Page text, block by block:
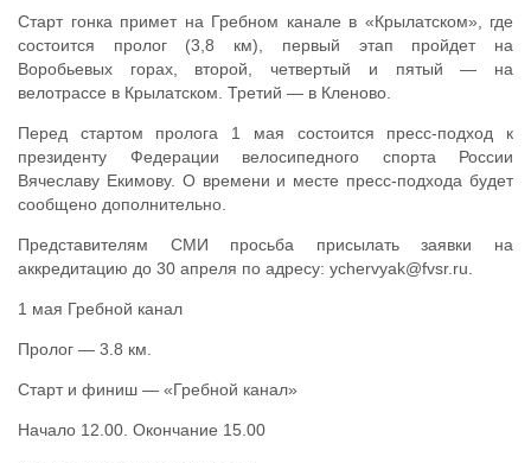
Старт гонка примет на Гребном канале в «Крылатском», где
состоится пролог (3,8 км), первый этап пройдет на
Воробьевых горах, второй, четвертый и пятый — на
велотрассе в Крылатском. Третий — в Кленово.
Перед стартом пролога 1 мая состоится пресс-подход к
президенту Федерации велосипедного спорта России
Вячеславу Екимову. О времени и месте пресс-подхода будет
сообщено дополнительно.
Представителям СМИ просьба присылать заявки на
аккредитацию до 30 апреля по адресу: ychervyak@fvsr.ru.
1 мая Гребной канал
Пролог — 3.8 км.
Старт и финиш — «Гребной канал»
Начало 12.00. Окончание 15.00